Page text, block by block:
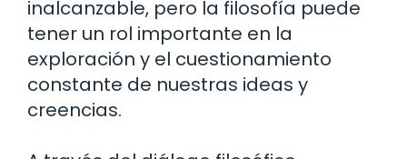
inalcanzable, pero la filosofía puede
tener un rol importante en la
exploración y el cuestionamiento
constante de nuestras ideas y
creencias.